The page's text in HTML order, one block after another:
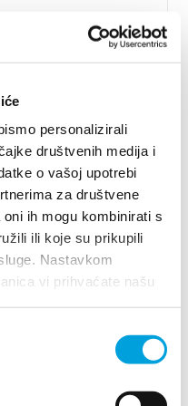
personalizirali
društvenih medija i
o vašoj upotrebi
za društvene
ih mogu kombinirati s
ili koje su prikupili
Nastavkom
vi prihvaćate našu
Jakša